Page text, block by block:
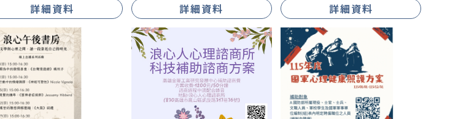
詳細資料 詳細資料 詳細資料